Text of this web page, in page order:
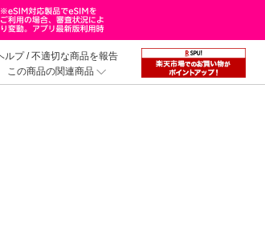
ルプ/不適切な商品を報告
この商品の関連商品